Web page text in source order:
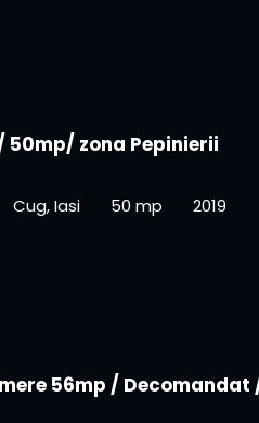
zona Pepinierii
Cug, Iasi 50 mp 2019
56mp / Decomandat